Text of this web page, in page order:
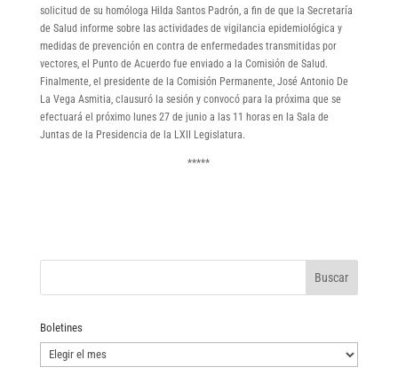
solicitud de su homóloga Hilda Santos Padrón, a fin de que la Secretaría
de Salud informe sobre las actividades de vigilancia epidemiológica y
medidas de prevención en contra de enfermedades transmitidas por
vectores, el Punto de Acuerdo fue enviado a la Comisión de Salud.
Finalmente, el presidente de la Comisión Permanente, José Antonio De
La Vega Asmitia, clausuró la sesión y convocó para la próxima que se
efectuará el próximo lunes 27 de junio a las 11 horas en la Sala de
Juntas de la Presidencia de la LXII Legislatura.
*****
Boletines
Boletines